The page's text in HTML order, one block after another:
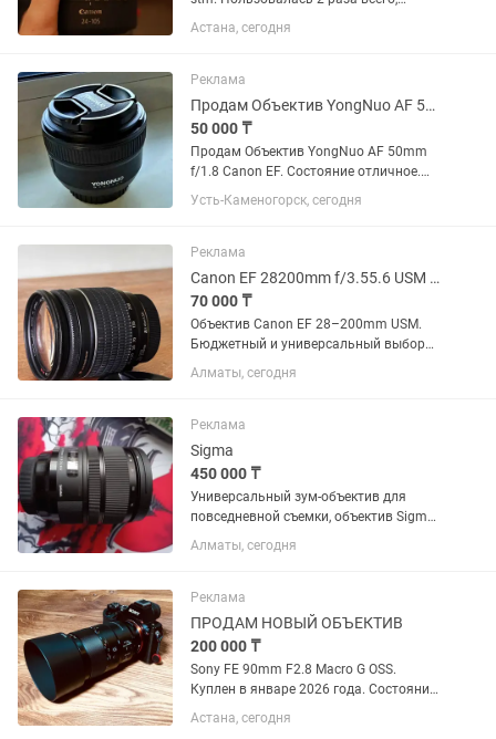
состояние идеальное
Астана, сегодня
Реклама
Продам Объектив YongNuo AF 50mm f/1.8 Canon EF
50 000 ₸
Продам Объектив YongNuo AF 50mm
f/1.8 Canon EF. Состояние отличное.
Цена 50000. Возможен торг. Звоните в
любое время Динара
Усть-Каменогорск, сегодня
Реклама
Canon EF 28200mm f/3.55.6 USM универсальный зум
70 000 ₸
Объектив Canon EF 28–200mm USM.
Бюджетный и универсальный выбор
для начинающих фотографов.
Отличный универсальный объектив
большой диапазон фокусных
расстояний: от...
Алматы, сегодня
Реклама
Sigma
450 000 ₸
Универсальный зум-объектив для
повседневной съемки, объектив Sigma
24-70mm f/2.8 DG OS HSM с креплением
Canon EF охватывает полезный
широкоугольного до портретного,...
Алматы, сегодня
Реклама
ПРОДАМ НОВЫЙ ОБЪЕКТИВ
200 000 ₸
Sony FE 90mm F2.8 Macro G OSS.
Куплен в январе 2026 года. Состояние
практически нового, без царапин и
потертостей. Полный комплект:
Астана, сегодня